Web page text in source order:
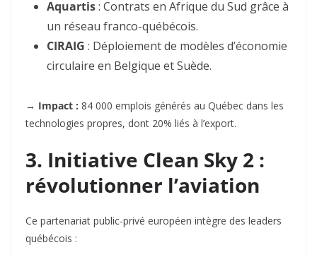
Aquartis: Contrats en Afrique du Sud grâce à
un réseau franco-québécois.
CIRAIG : Déploiement de modèles d’économie
circulaire en Belgique et Suède.
→ Impact : 84 000 emplois générés au Québec dans les
technologies propres, dont 20% liés à l’export.
3. Initiative Clean Sky 2 :
révolutionner l’aviation
Ce partenariat public-privé européen intègre des leaders
québécois :